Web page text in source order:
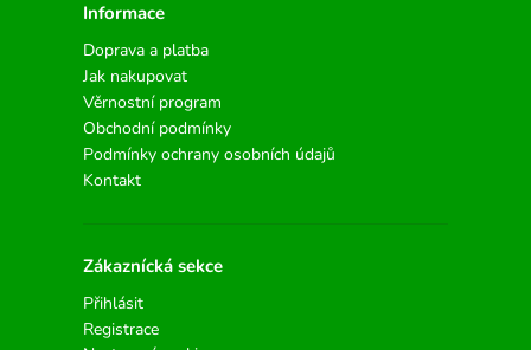
Informace
Doprava a platba
Jak nakupovat
Věrnostní program
Obchodní podmínky
Podmínky ochrany osobních údajů
Kontakt
Zákaznícká sekce
Přihlásit
Registrace